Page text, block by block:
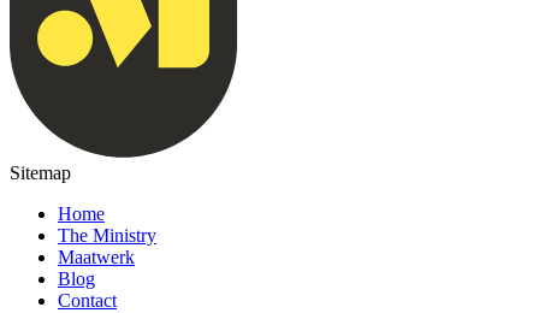
Sitemap
Home
The Ministry
Maatwerk
Blog
Contact